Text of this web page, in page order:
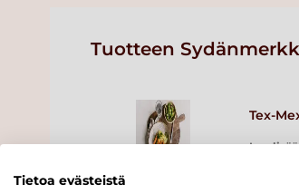
Tuotteen
Tex-
Lue lisää
Tietoa evästeistä